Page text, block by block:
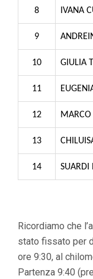
8 IVANA
9
10 GIULIA
11
12 MARCO
13
14 SUARDI
Ricordiamo che
stato fissato per
ore 9:30, al
Partenza 9:40